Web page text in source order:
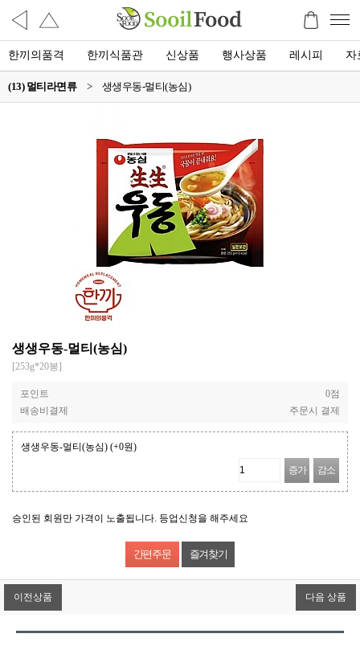
한끼의품격 한끼식품관 신상품 행사상품 레시피 자
(13) 멀티라면류 > 생생우동-멀티(농심)
생생우동-멀티(농심)
[253g*20봉]
포인트
0점
배송비결제
주문시 결제
생생우동-멀티(농심) (+0원)
증가 감소
승인된 회원만 가격이 노출됩니다. 등업신청을 해주세요
즐겨찾기
이전상품 다음 상품